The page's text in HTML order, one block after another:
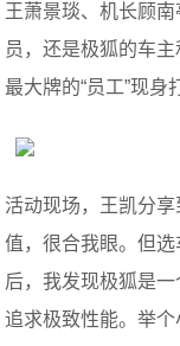
王萧景琰、机长顾
员，还是极狐的车
最大牌的“员工”现身
活动现场，王凯分
值，很合我眼。但
后，我发现极狐是
追求极致性能。举